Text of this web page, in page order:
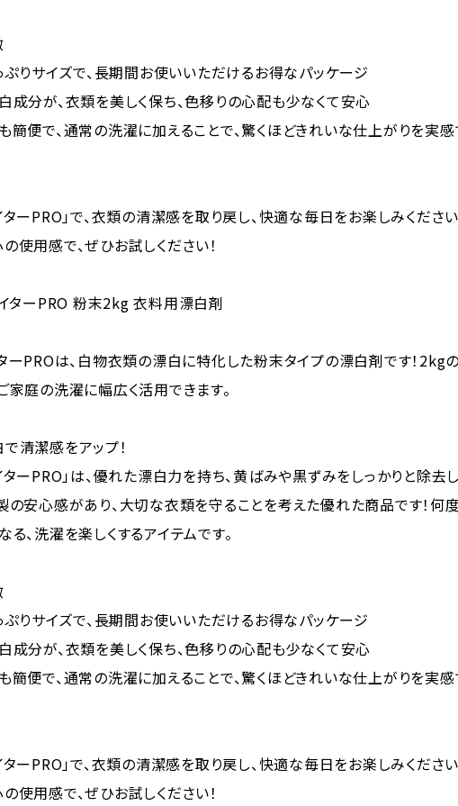
ぷりサイズで、長期間お使いいただけるお得なパッケージ
成分が、衣類を美しく保ち、色移りの心配も少なくて安心
簡便で、通常の洗濯に加えることで、驚くほどきれいな仕上がりを実感
ターPRO」で、衣類の清潔感を取り戻し、快適な毎日をお楽しみください
使用感で、ぜひお試しください！
ターPRO 粉末2kg 衣料用漂白剤
ーPROは、白物衣類の漂白に特化した粉末タイプの漂白剤です！2kgの
家庭の洗濯に幅広く活用できます。
清潔感をアップ！
ターPRO」は、優れた漂白力を持ち、黄ばみや黒ずみをしっかりと除去し
の安心感があり、大切な衣類を守ることを考えた優れた商品です！何度
る、洗濯を楽しくするアイテムです。
ぷりサイズで、長期間お使いいただけるお得なパッケージ
成分が、衣類を美しく保ち、色移りの心配も少なくて安心
簡便で、通常の洗濯に加えることで、驚くほどきれいな仕上がりを実感
ターPRO」で、衣類の清潔感を取り戻し、快適な毎日をお楽しみください
使用感で、ぜひお試しください！